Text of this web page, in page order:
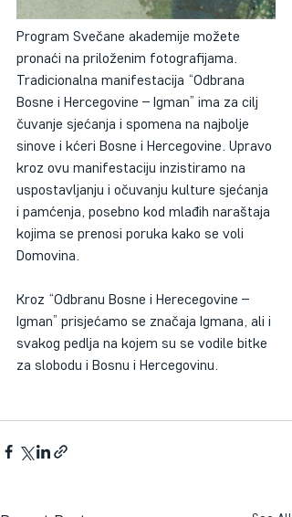
Program Svečane akademije možete
pronaći na priloženim fotografijama.
Tradicionalna manifestacija “Odbrana
Bosne i Hercegovine – Igman” ima za cilj
čuvanje sjećanja i spomena na najbolje
sinove i kćeri Bosne i Hercegovine. Upravo
kroz ovu manifestaciju inzistiramo na
uspostavljanju i očuvanju kulture sjećanja
i pamćenja, posebno kod mlađih naraštaja
kojima se prenosi poruka kako se voli
Domovina.
Kroz “Odbranu Bosne i Herecegovine –
Igman” prisjećamo se značaja Igmana, ali i
svakog pedlja na kojem su se vodile bitke
za slobodu i Bosnu i Hercegovinu.